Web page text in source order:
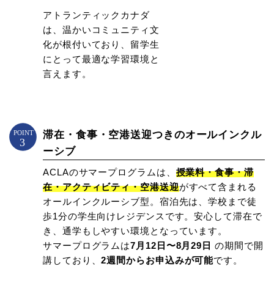
アトランティックカナダ
は、温かいコミュニティ文
化が根付いており、留学生
にとって最適な学習環境と
言えます。
滞在・食事・空港送迎つきのオールインクル
ーシブ
ACLAのサマープログラムは、 授業料・食事・滞
在・アクティビティ・空港送迎がすべて含まれる
オールインクルーシブ型。宿泊先は、学校まで徒
歩1分の学生向けレジデンスです。安心して滞在で
き、通学もしやすい環境となっています。
サマープログラムは7月12日〜8月29日 の期間で開
講しており、2週間からお申込みが可能です。